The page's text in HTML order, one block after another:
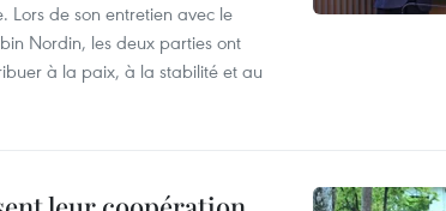
de son entretien avec le
Nordin, les deux parties ont
à la paix, à la stabilité et au